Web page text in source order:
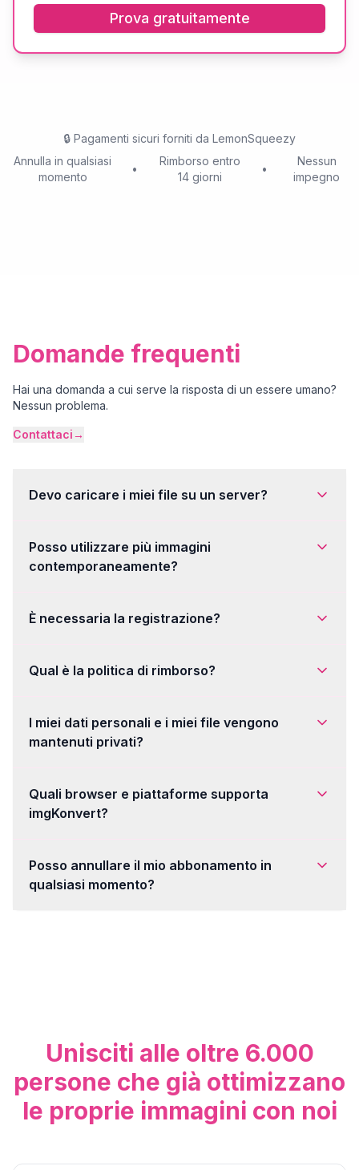
Prova gratuitamente
🔒 Pagamenti sicuri forniti da LemonSqueezy
Annulla in qualsiasi
momento
•
Rimborso entro
14 giorni
•
Nessun
impegno
Domande frequenti
Hai una domanda a cui serve la risposta di un essere umano?
Nessun problema.
Contattaci→
Devo caricare i miei file su un server?
Posso utilizzare più immagini
contemporaneamente?
È necessaria la registrazione?
Qual è la politica di rimborso?
I miei dati personali e i miei file vengono
mantenuti privati?
Quali browser e piattaforme supporta
imgKonvert?
Posso annullare il mio abbonamento in
qualsiasi momento?
Unisciti alle oltre 6.000
persone che già ottimizzano
le proprie immagini con noi